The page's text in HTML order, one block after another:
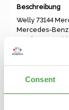
Consent
Beschreibung
Welly 73144
Mercedes-Benz
Roadster R 197)